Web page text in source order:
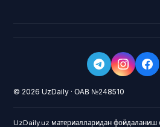
© 2026 UzDaily · ОАВ №248510
UzDaily.uz материалларидан фойдаланиш